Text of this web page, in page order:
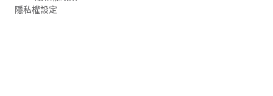
隱私權設定